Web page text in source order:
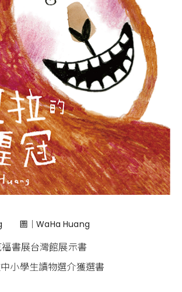
圖｜WaHa Huang
書展台灣館展示書
小學生讀物選介獲選書